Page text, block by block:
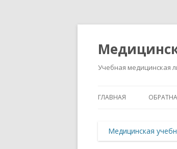
Учебная медицинская
ГЛАВНАЯ
Медицинская